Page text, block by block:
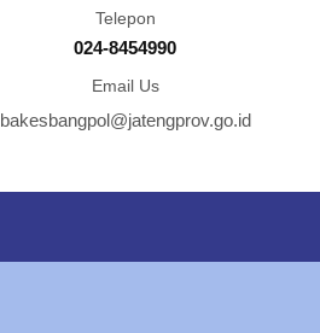
Telepon
024-8454990
Email Us
bakesbangpol@jatengprov.go.id